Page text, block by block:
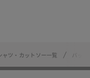
ャツ・カットソー一覧 バッ